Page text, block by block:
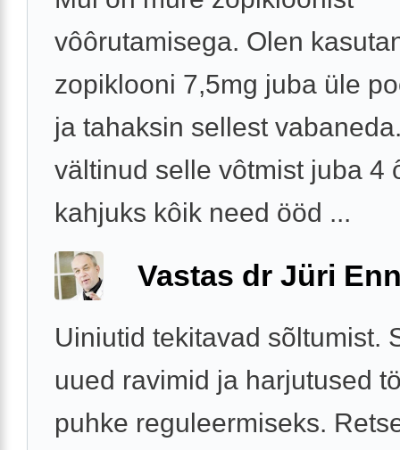
vôôrutamisega. Olen
zopiklooni 7,5mg juba üle
ja tahaksin sellest
vältinud selle vôtmist juba 4
kahjuks kôik need ööd ...
Vastas dr Jüri
Uiniutid tekitavad sõltumist.
uued ravimid ja harjutused
puhke reguleermiseks.